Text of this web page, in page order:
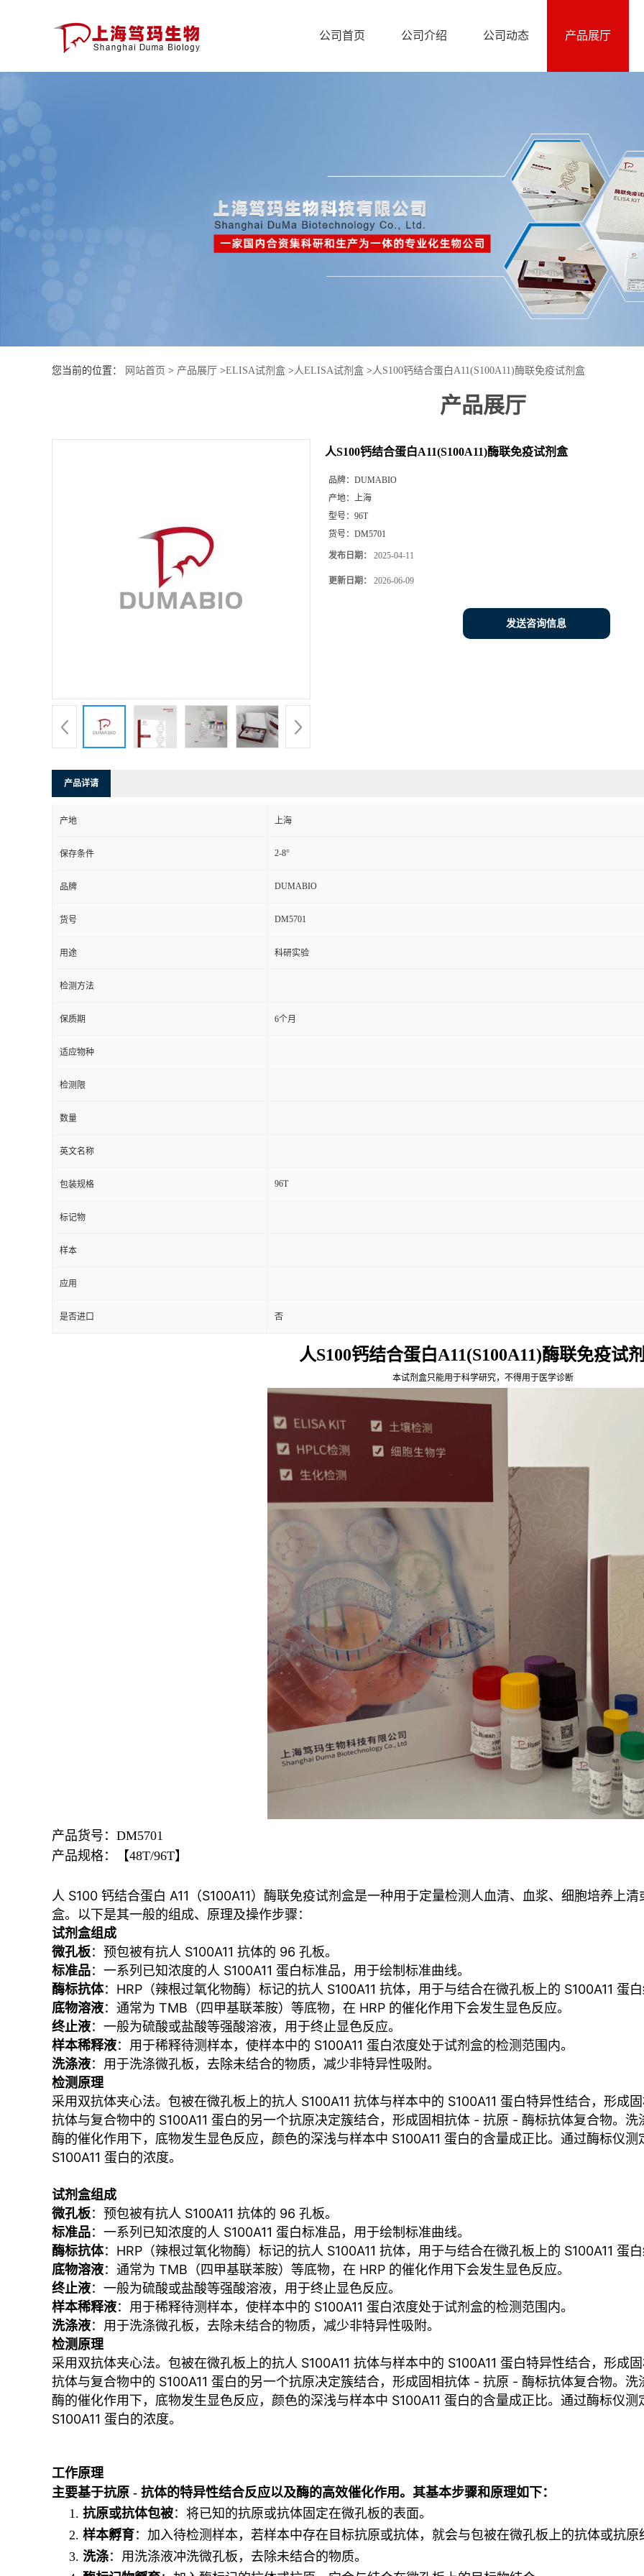
首
公司首页 公司介绍 公司动态 产品展厅
您当前的位置： 网站首页 > 产品展厅 >ELISA试剂盒 > 人ELISA试剂盒 > 人S100钙结合蛋白A11(S100A11)酶联免疫试剂盒
产品展厅
人S100钙结合蛋白A11(S100A11)酶联免疫试剂盒
品牌： DUMABIO
产地：
上海
型号： 96T
货号： DM5701
发布日期： 2025-04-11
更新日期： 2026-06-09
发送咨询信息
产品详请
产地 上海
保存条件 2-8°
品牌 DUMABIO
货号 DM5701
用途 科研实验
检测方法
保质期 6个月
适应物种
检测限
数量
英文名称
包装规格 96T
标记物
样本
应用
是否进口 否
人S100钙结合蛋白A11(S100A11)酶联免疫试
本试剂盒只能用于科学研究，不得用于医学诊断
产品货号：DM5701
产品规格：【48T/96T】
人 S100 钙结合蛋白 A11（S100A11）酶联免疫试剂盒是一种用于定量检测人血清、血浆、细胞培养上
盒。以下是其一般的组成、原理及操作步骤：
试剂盒组成
微孔板：预包被有抗人 S100A11 抗体的 96 孔板。
标准品：一系列已知浓度的人 S100A11 蛋白标准品，用于绘制标准曲线。
酶标抗体：HRP（辣根过氧化物酶）标记的抗人 S100A11 抗体，用于与结合在微孔板上的 S100A11 蛋
底物溶液：通常为 TMB（四甲基联苯胺）等底物，在 HRP 的催化作用下会发生显色反应。
终止液：一般为硫酸或盐酸等强酸溶液，用于终止显色反应。
样本稀释液：用于稀释待测样本，使样本中的 S100A11 蛋白浓度处于试剂盒的检测范围内。
洗涤液：用于洗涤微孔板，去除未结合的物质，减少非特异性吸附。
检测原理
采用双抗体夹心法。包被在微孔板上的抗人 S100A11 抗体与样本中的 S100A11 蛋白特异性结合，形成
抗体与复合物中的 S100A11 蛋白的另一个抗原决定簇结合，形成固相抗体 - 抗原 - 酶标抗体复合物。
酶的催化作用下，底物发生显色反应，颜色的深浅与样本中 S100A11 蛋白的含量成正比。通过酶标仪
S100A11 蛋白的浓度。
试剂盒组成
微孔板：预包被有抗人 S100A11 抗体的 96 孔板。
标准品：一系列已知浓度的人 S100A11 蛋白标准品，用于绘制标准曲线。
酶标抗体：HRP（辣根过氧化物酶）标记的抗人 S100A11 抗体，用于与结合在微孔板上的 S100A11 蛋
底物溶液：通常为 TMB（四甲基联苯胺）等底物，在 HRP 的催化作用下会发生显色反应。
终止液：一般为硫酸或盐酸等强酸溶液，用于终止显色反应。
样本稀释液：用于稀释待测样本，使样本中的 S100A11 蛋白浓度处于试剂盒的检测范围内。
洗涤液：用于洗涤微孔板，去除未结合的物质，减少非特异性吸附。
检测原理
采用双抗体夹心法。包被在微孔板上的抗人 S100A11 抗体与样本中的 S100A11 蛋白特异性结合，形成
抗体与复合物中的 S100A11 蛋白的另一个抗原决定簇结合，形成固相抗体 - 抗原 - 酶标抗体复合物。
酶的催化作用下，底物发生显色反应，颜色的深浅与样本中 S100A11 蛋白的含量成正比。通过酶标仪
S100A11 蛋白的浓度。
工作原理
主要基于抗原 - 抗体的特异性结合反应以及酶的高效催化作用。其基本步骤和原理如下：
1. 抗原或抗体包被：将已知的抗原或抗体固定在微孔板的表面。
2. 样本孵育：加入待检测样本，若样本中存在目标抗原或抗体，就会与包被在微孔板上的抗体或抗原
3. 洗涤：用洗涤液冲洗微孔板，去除未结合的物质。